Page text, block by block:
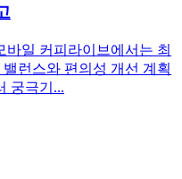
바일 커피라이브에서는 최
런스와 편의성 개선 계획
궁극기...